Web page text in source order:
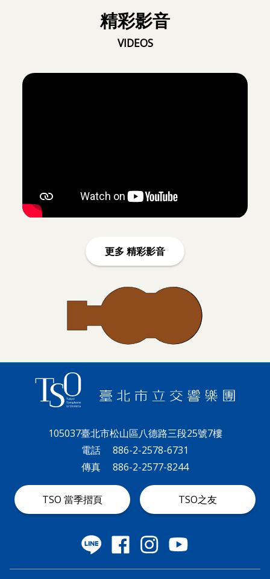
精彩影音
更多 精彩影音
105037臺北市松山區八德路三段25號7樓
電話
886-2-2578-6731
傳真
886-2-2577-8244
TSO 當季摺頁 TSO之友